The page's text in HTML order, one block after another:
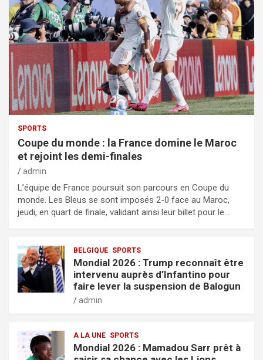
SPORTS
Coupe du monde : la France domine le Maroc
et rejoint les demi-finales
admin
L’équipe de France poursuit son parcours en Coupe du
monde. Les Bleus se sont imposés 2-0 face au Maroc,
jeudi, en quart de finale, validant ainsi leur billet pour le…
BELGIQUE SPORTS
Mondial 2026 : Trump reconnaît être
intervenu auprès d’Infantino pour
faire lever la suspension de Balogun
admin
A LA UNE SPORTS
Mondial 2026 : Mamadou Sarr prêt à